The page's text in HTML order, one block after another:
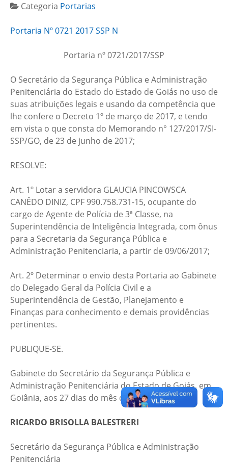
Categoria Portarias
Portaria Nº 0721 2017 SSP N
Portaria nº 0721/2017/SSP
O Secretário da Segurança Pública e Administração
Penitenciária do Estado do Estado de Goiás no uso de
suas atribuições legais e usando da competência que
lhe confere o Decreto 1º de março de 2017, e tendo
em vista o que consta do Memorando n° 127/2017/SI-
SSP/GO, de 23 de junho de 2017;
RESOLVE:
Art. 1º Lotar a servidora GLAUCIA PINCOWSCA
CANÊDO DINIZ, CPF 990.758.731-15, ocupante do
cargo de Agente de Polícia de 3ª Classe, na
Superintendência de Inteligência Integrada, com ônus
para a Secretaria da Segurança Pública e
Administração Penitenciaria, a partir de 09/06/2017;
Art. 2º Determinar o envio desta Portaria ao Gabinete
do Delegado Geral da Polícia Civil e a
Superintendência de Gestão, Planejamento e
Finanças para conhecimento e demais providências
pertinentes.
PUBLIQUE-SE.
Gabinete do Secretário da Segurança Pública e
Administração Penitenciária do Estado de Goiás, em
Goiânia, aos 27 dias do mês de junho de 2017.
RICARDO BRISOLLA BALESTRERI
Secretário da Segurança Pública e Administração
Penitenciária